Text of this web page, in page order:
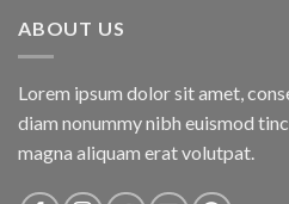
ABOUT US
Lorem ipsum dolor sit amet,
diam nonummy nibh euismod
magna aliquam erat volutpat.